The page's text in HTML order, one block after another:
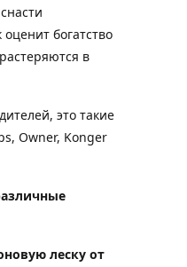
богатство
в
это такие
Owner, Konger
леску от